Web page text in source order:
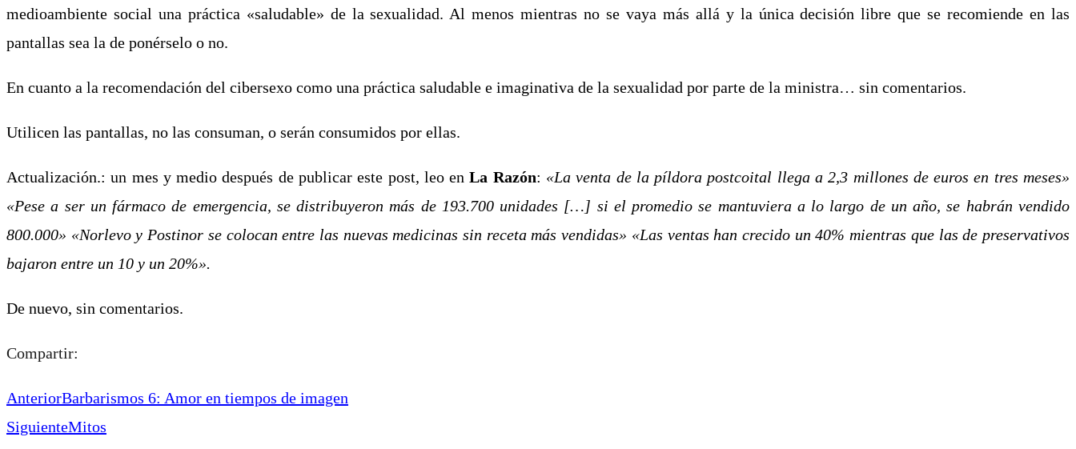
medioambiente social una práctica «saludable» de la sexualidad. Al menos mientras no se vaya más allá y la única decisión libre que se recomiende en las
pantallas sea la de ponérselo o no.
En cuanto a la recomendación del cibersexo como una práctica saludable e imaginativa de la sexualidad por parte de la ministra… sin comentarios.
Utilicen las pantallas, no las consuman, o serán consumidos por ellas.
Actualización.: un mes y medio después de publicar este post, leo en La Razón: «La venta de la píldora postcoital llega a 2,3 millones de euros en tres meses»
«Pese a ser un fármaco de emergencia, se distribuyeron más de 193.700 unidades […] si el promedio se mantuviera a lo largo de un año, se habrán vendido
800.000» «Norlevo y Postinor se colocan entre las nuevas medicinas sin receta más vendidas» «Las ventas han crecido un 40% mientras que las de preservativos
bajaron entre un 10 y un 20%».
De nuevo, sin comentarios.
Compartir:
AnteriorBarbarismos 6: Amor en tiempos de imagen
SiguienteMitos